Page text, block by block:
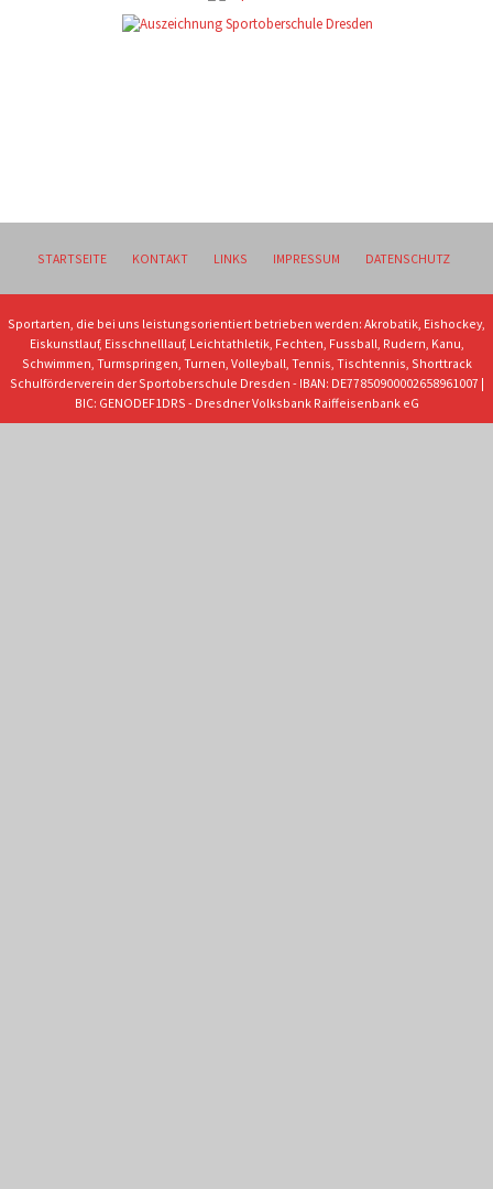
STARTSEITE KONTAKT LINKS IMPRESSUM DATENSCHUTZ
Sportarten, die bei uns leistungsorientiert betrieben werden: Akrobatik, Eishockey,
Eiskunstlauf, Eisschnelllauf, Leichtathletik, Fechten, Fussball, Rudern, Kanu,
Schwimmen, Turmspringen, Turnen, Volleyball, Tennis, Tischtennis, Shorttrack
Schulförderverein der Sportoberschule Dresden - IBAN: DE77850900002658961007 |
BIC: GENODEF1DRS - Dresdner Volksbank Raiffeisenbank eG